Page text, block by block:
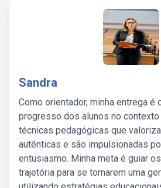
Sandra
Como orientador, minha entrega é
progresso dos alunos no contexto
técnicas pedagógicas que
autênticas e são impulsionadas
entusiasmo. Minha meta é guiar
trajetória para se tornarem uma